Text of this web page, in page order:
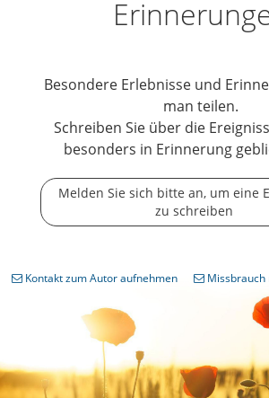
Besondere Erlebnisse und
man teilen.
Schreiben Sie über die
besonders in Erinnerung
Melden Sie sich bitte an, um eine
zu schreiben
Kontakt zum Autor aufnehmen Missbrauch